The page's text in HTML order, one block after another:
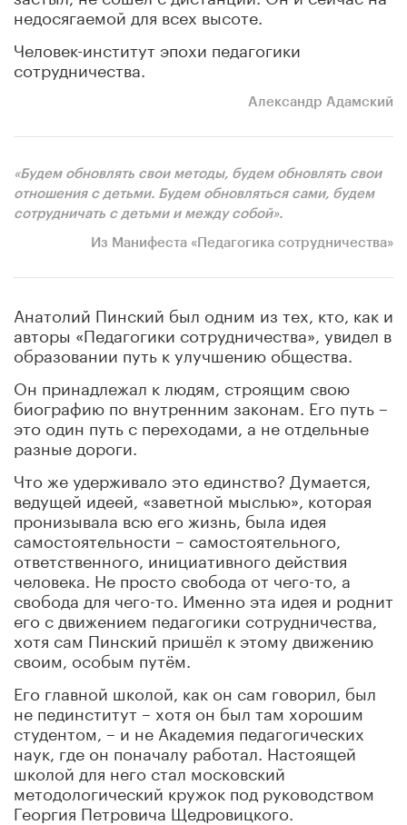
недосягаемой для всех высоте.
Человек-институт эпохи педагогики
сотрудничества.
Александр Адамский
«Будем обновлять свои методы, будем обновлять свои
отношения с детьми. Будем обновляться сами, будем
сотрудничать с детьми и между собой».
Из Манифеста «Педагогика сотрудничества»
Анатолий Пинский был одним из тех, кто как и
авторы «Педагогики сотрудничества», увидел в
образовании путь к улучшению общества.
Он принадлежал к людям, строящим свою
биографию по внутренним законам. Его путь –
это один путь с переходами, а не отдельные
разные дороги.
Что же удерживало это единство? Думается,
ведущей идеей, «заветной мыслью», которая
пронизывала всю его жизнь, была идея
самостоятельности – самостоятельного,
ответственного, инициативного действия
человека. Не просто свобода от чего-то, а
свобода для чего-то. Именно эта идея и роднит
его с движением педагогики сотрудничества,
хотя сам Пинский пришёл к этому движению
своим, особым путём.
Его главной школой, как он сам говорил, был
не пединститут – хотя он был там хорошим
студентом, – и не Академия педагогических
наук, где он поначалу работал. Настоящей
школой для него стал московский
методологический кружок под руководством
Георгия Петровича Щедровицкого.